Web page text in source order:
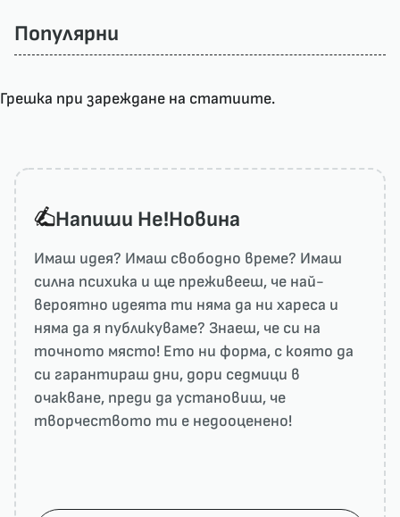
Популярни
Грешка при зареждане на статиите.
Напиши He!Новина
Имаш идея? Имаш свободно време? Имаш
силна психика и ще преживееш, че най-
вероятно идеята ти няма да ни харесa и
няма да я публикуваме? Знаеш, че си на
точното място! Ето ни форма, с която да
си гарантираш дни, дори седмици в
очакване, преди да установиш, че
творчеството ти е недооценено!